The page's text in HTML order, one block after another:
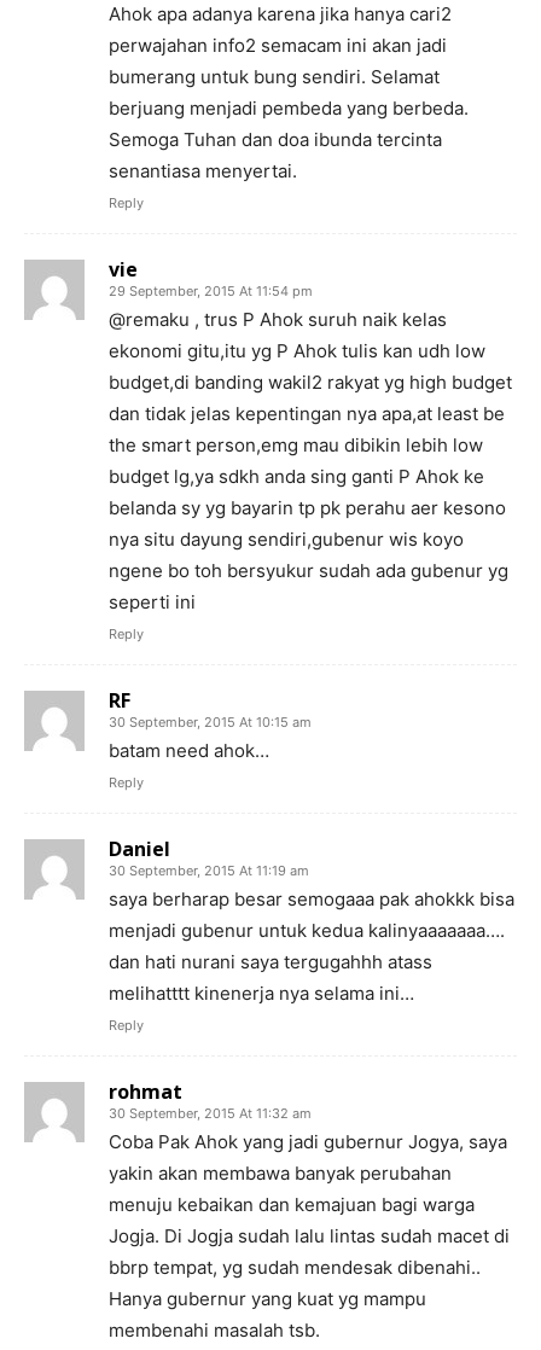
Ahok apa adanya karena jika hanya cari2
perwajahan info2 semacam ini akan jadi
bumerang untuk bung sendiri. Selamat
berjuang menjadi pembeda yang berbeda.
Semoga Tuhan dan doa ibunda tercinta
senantiasa menyertai.
Reply
vie
29 September, 2015 At 11:54 pm
@remaku , trus P Ahok suruh naik kelas
ekonomi gitu,itu yg P Ahok tulis kan udh low
budget,di banding wakil2 rakyat yg high budget
dan tidak jelas kepentingan nya apa,at least be
the smart person,emg mau dibikin lebih low
budget lg,ya sdkh anda sing ganti P Ahok ke
belanda sy yg bayarin tp pk perahu aer kesono
nya situ dayung sendiri,gubenur wis koyo
ngene bo toh bersyukur sudah ada gubenur yg
seperti ini
Reply
RF
30 September, 2015 At 10:15 am
batam need ahok…
Reply
Daniel
30 September, 2015 At 11:19 am
saya berharap besar semogaaa pak ahokkk bisa
menjadi gubenur untuk kedua kalinyaaaaaaa….
dan hati nurani saya tergugahhh atass
melihatttt kinenerja nya selama ini…
Reply
rohmat
30 September, 2015 At 11:32 am
Coba Pak Ahok yang jadi gubernur Jogya, saya
yakin akan membawa banyak perubahan
menuju kebaikan dan kemajuan bagi warga
Jogja. Di Jogja sudah lalu lintas sudah macet di
bbrp tempat, yg sudah mendesak dibenahi..
Hanya gubernur yang kuat yg mampu
membenahi masalah tsb.